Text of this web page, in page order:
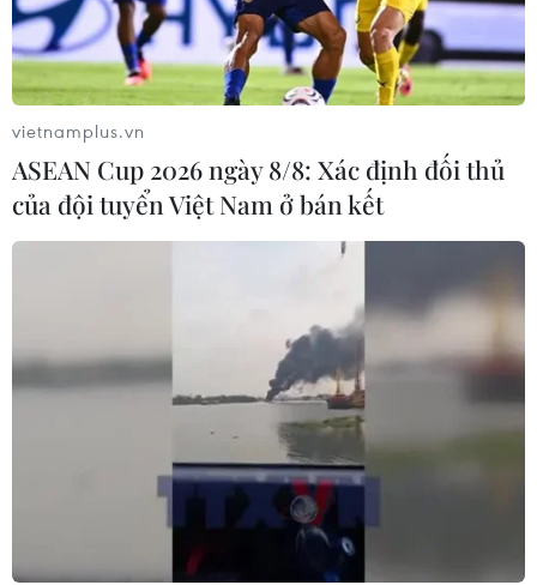
Tổng thống Mỹ: Vòng đàm phán với Iran
sắp tới mang tính quyết định
Tổng thống Mỹ khẳng định đang cố gắng để đạt một
thỏa thuận mà không phải tính đến phương án quân sự,
vietnamplus.vn
ASEAN Cup 2026 ngày 8/8: Xác định đối thủ
của đội tuyển Việt Nam ở bán kết